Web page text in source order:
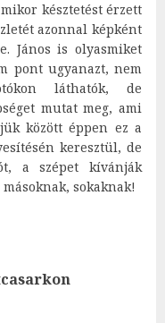
késztetést érzett
azonnal képként
János is olyasmiket
pont ugyanazt, nem
láthatók, de
mutat meg, ami
között éppen ez a
keresztül, de
a szépet kívánják
sokaknak!